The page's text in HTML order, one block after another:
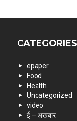
CATEGORIES
epaper
Food
Health
Uncategorized
video
ई – अखबार